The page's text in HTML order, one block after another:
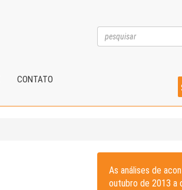
CONTATO
As análises de
outubro de 2013 a